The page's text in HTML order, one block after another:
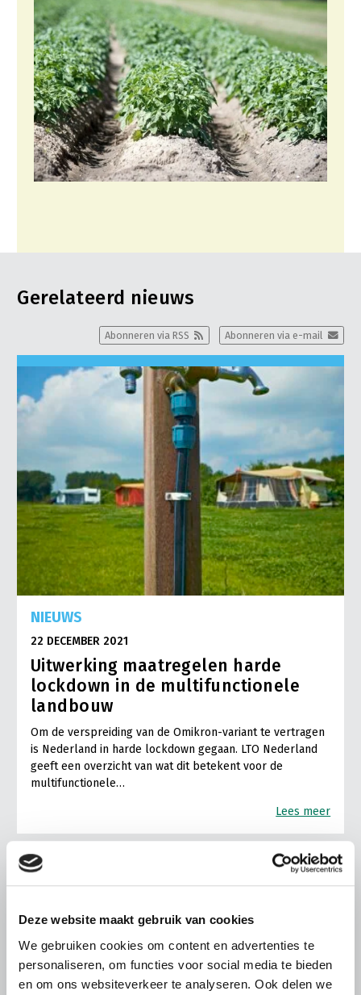
Deze website maakt gebruik van cookies
We gebruiken cookies om content en advertenties te
personaliseren, om functies voor social media te bieden
en om ons websiteverkeer te analyseren. Ook delen we
Gerelateerd nieuws
Abonneren via e-mail
Abonneren via RSS
NIEUWS
22 DECEMBER 2021
Uitwerking maatregelen harde
lockdown in de multifunctionele
landbouw
Om de verspreiding van de Omikron-variant te vertragen
is Nederland in harde lockdown gegaan. LTO Nederland
geeft een overzicht van wat dit betekent voor de
multifunctionele…
Lees meer